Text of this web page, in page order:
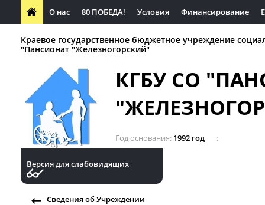
О нас 80 ПОБЕДА! Условия Финансирование
Краевое государственное бюджетное учреждение
"Пансионат "Железногорский"
КГБУ СО
Год основания 1992 год
Версия для слабовидящих
Сведения об Учреждении